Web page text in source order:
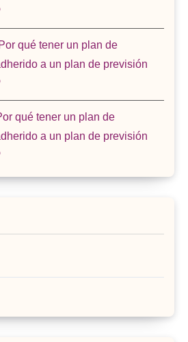
qué tener un plan de
a un plan de previsión
qué tener un plan de
a un plan de previsión